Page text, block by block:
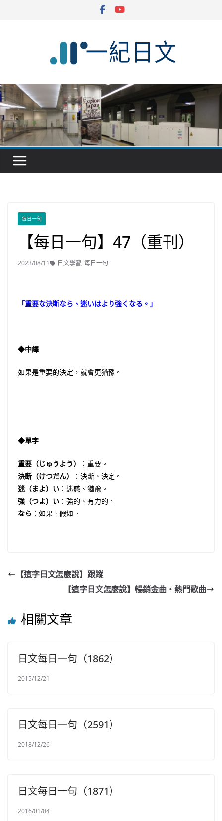
每日一句
【每日一句】47（重刊）
2023/08/11 日文學習,每日一句
「重要な決断なら、迷いはより強くなる。」
◆中譯
如果是重要的決定，就會更猶豫。
◆單字
重要（じゅうよう）
：重要。
決断（けつだん）
：決斷、決定。
迷（まよ）い ：迷惑、猶豫。
強（つよ）い ：強的、有力的。
なら ：如果、假如。
【這字日文怎麼說】跟蹤
【這字日文怎麼說】暢銷金曲・熱門歌曲
相關文章
日文每日一句（1862）
2015/12/21
日文每日一句（2591）
2018/12/26
日文每日一句（1871）
2016/01/04